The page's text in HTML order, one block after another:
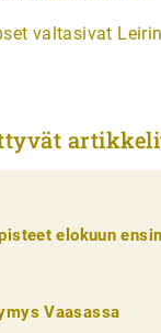
valtasivat
elokuun
Vaasassa